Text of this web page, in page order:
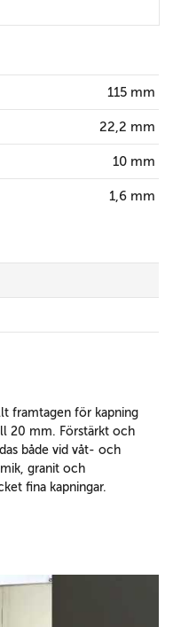
115 mm
22,2 mm
10 mm
1,6 mm
framtagen för kapning
20 mm. Förstärkt och
både vid våt- och
granit och
fina kapningar.